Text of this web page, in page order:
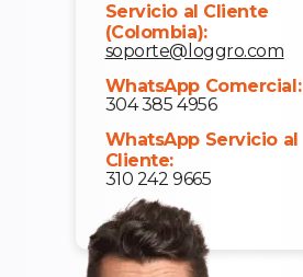
Servicio al Cliente
(Colombia):
soporte@loggro.com
WhatsApp Comercial:
304 385 4956
WhatsApp Servicio al
Cliente:
310 242 9665